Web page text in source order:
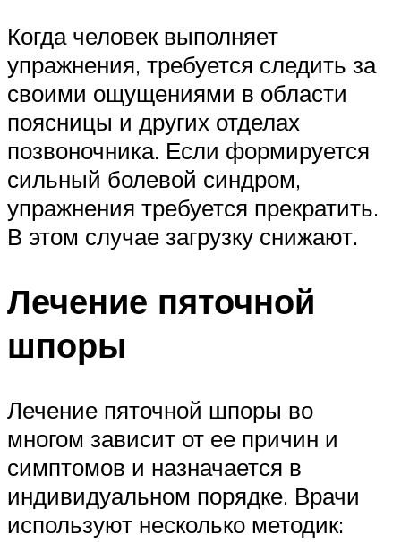
Когда человек выполняет
упражнения, требуется следить за
своими ощущениями в области
поясницы и других отделах
позвоночника. Если формируется
сильный болевой синдром,
упражнения требуется прекратить.
В этом случае загрузку снижают.
Лечение пяточной
шпоры
Лечение пяточной шпоры во
многом зависит от ее причин и
симптомов и назначается в
индивидуальном порядке. Врачи
используют несколько методик: